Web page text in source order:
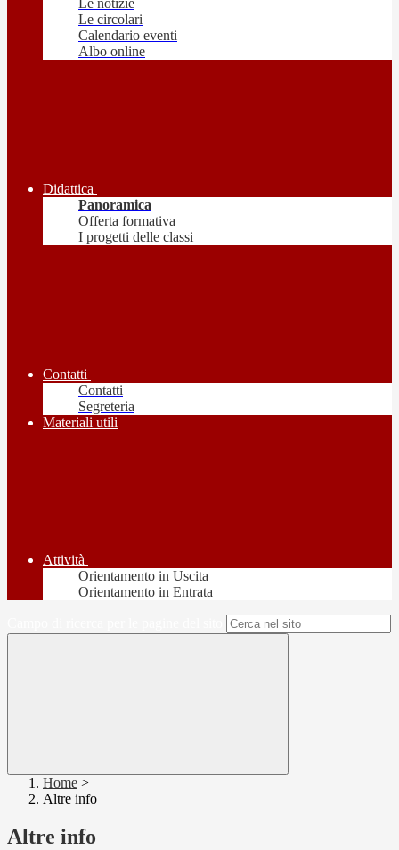
Le notizie
Le circolari
Calendario eventi
Albo online
Didattica
Panoramica
Offerta formativa
I progetti delle classi
Contatti
Contatti
Segreteria
Materiali utili
Attività
Orientamento in Uscita
Orientamento in Entrata
Home >
Altre info
Altre info